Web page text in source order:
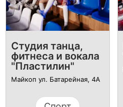
Студия танца,
фитнеса и вокала
"Пластилин"
Майкоп ул. Батарейная, 4А